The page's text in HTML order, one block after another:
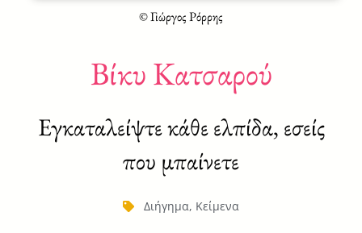
© Γιώργος Ρόρρης
Βίκυ Κατσαρού
Εγκαταλείψτε κάθε ελπίδα, εσείς
που μπαίνετε
Διήγημα, Κείμενα